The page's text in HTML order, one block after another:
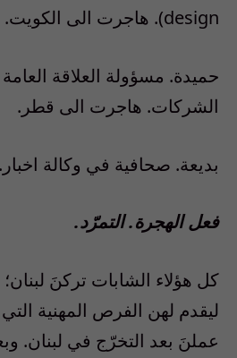
design). هاجرت الى الكويت.
حميدة. مسؤولة العلاقة
الشركات. هاجرت الى قطر.
بديعة. صحافية في وكالة
فعل الهجرة. التمرّد.
كل هؤلاء الشابات تركنَ
ليقدم لهن الفرص المهنية
عملنَ بعد التخرّج في لبنان.